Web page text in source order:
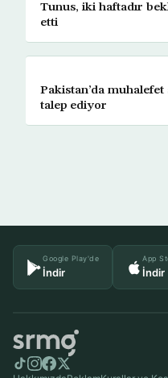
Tunus, iki haftadır
etti
Pakistan’da
talep ediyor
Google Play'de
İndir
App
İndir